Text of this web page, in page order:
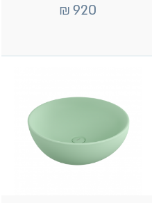
920
₪